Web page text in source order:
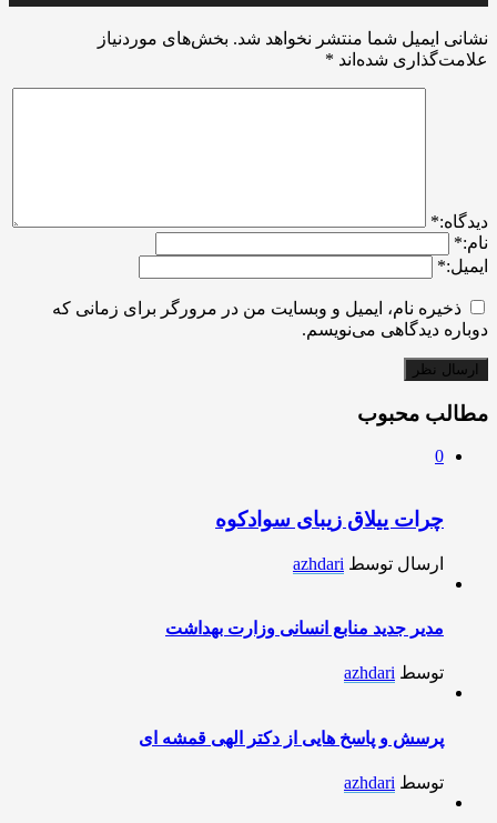
نشانی ایمیل شما منتشر نخواهد شد. بخش‌های موردنیاز
علامت‌گذاری شده‌اند *
ديدگاه:*
نام:*
ایمیل:*
ذخیره نام، ایمیل و وبسایت من در مرورگر برای زمانی که
دوباره دیدگاهی می‌نویسم.
مطالب محبوب
0
چرات ییلاق زیبای سوادکوه
ارسال توسط azhdari
مدیر جدید منابع انسانی وزارت بهداشت
توسط azhdari
پرسش و پاسخ هایی از دکتر الهی قمشه ای
توسط azhdari